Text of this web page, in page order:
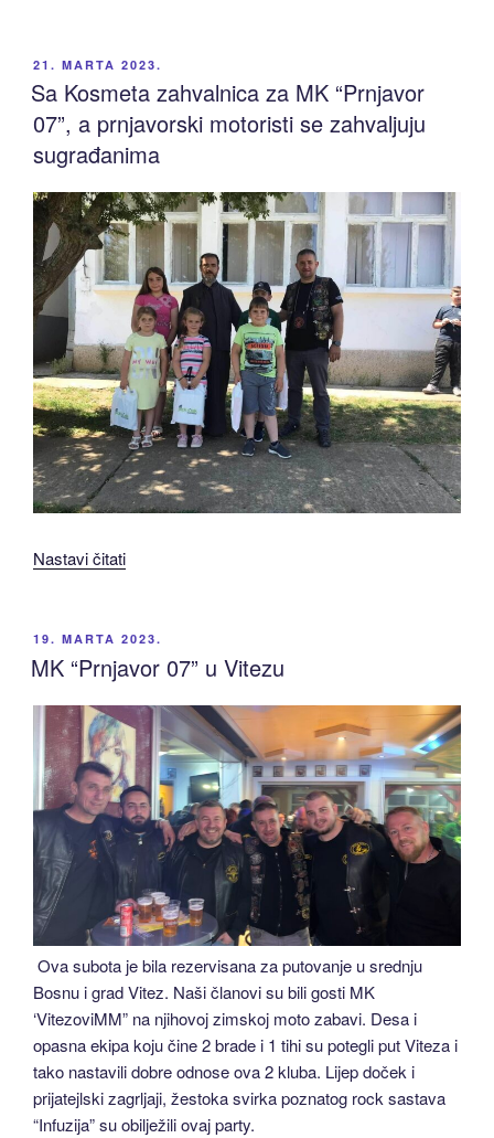
OBJAVLJENO
21. MARTA 2023.
Sa Kosmeta zahvalnica za MK “Prnjavor
07”, a prnjavorski motoristi se zahvaljuju
sugrađanima
Nastavi čitati“Sa
za
MK
07”,
a
prnjavorski
motoristi
se
zahvaljuju
sugrađanima”
OBJAVLJENO
19. MARTA 2023.
MK “Prnjavor 07” u Vitezu
Ova subota je bila rezervisana za putovanje u srednju
Bosnu i grad Vitez. Naši članovi su bili gosti MK
‘VitezoviMM” na njihovoj zimskoj moto zabavi. Desa i
opasna ekipa koju čine 2 brade i 1 tihi su potegli put Viteza i
tako nastavili dobre odnose ova 2 kluba. Lijep doček i
prijatejlski zagrljaji, žestoka svirka poznatog rock sastava
“Infuzija” su obilježili ovaj party.